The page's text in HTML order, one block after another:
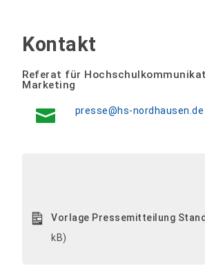
Kontakt
Referat für
Marketing
presse@hs-nordhausen.de
Vorlage Pressemitteilung
kB)